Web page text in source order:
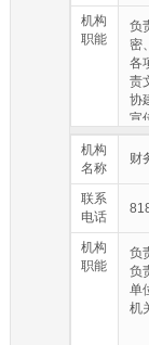
机构
职能
负
密
各
责
协
宣
广
工
机构
名称
财
联系
电话
机构
职能
负
负
单
机